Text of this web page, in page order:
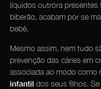
líquidos outrora
biberão, acabam por se
bebé.
Mesmo assim, nem tudo
prevenção das cáries em
associada ao modo como
infantil dos seus filhos.